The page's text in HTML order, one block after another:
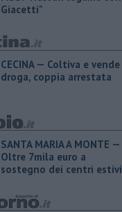
Giacetti"
CECINA — Coltiva e vende
droga, coppia arrestata
SANTA MARIA A MONTE —
Oltre 7mila euro a
sostegno dei centri estivi